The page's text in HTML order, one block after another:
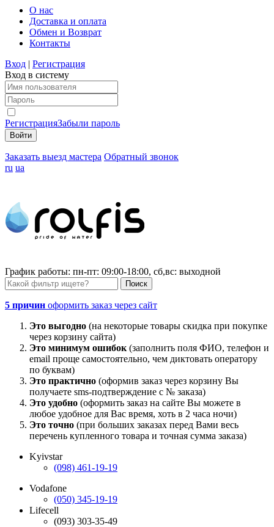
О нас
Доставка и оплата
Обмен и Возврат
Контакты
Вход | Регистрация
Вход в систему
РегистрацияЗабыли пароль
Заказать выезд мастера Обратный звонок
ru ua
График работы: пн-пт: 09:00-18:00, сб,вс: выходной
5 причин оформить заказ через сайт
Это выгодно (на некоторые товары скидка при покупке
через корзину сайта)
Это минимум ошибок (заполнить поля ФИО, телефон и
email проще самостоятельно, чем диктовать оператору
по буквам)
Это практично (оформив заказ через корзину Вы
получаете sms-подтверждение с № заказа)
Это удобно (оформить заказ на сайте Вы можете в
любое удобное для Вас время, хоть в 2 часа ночи)
Это точно (при больших заказах перед Вами весь
перечень купленного товара и точная сумма заказа)
Kyivstar
(098) 461-19-19
Vodafone
(050) 345-19-19
Lifecell
(093) 303-35-49